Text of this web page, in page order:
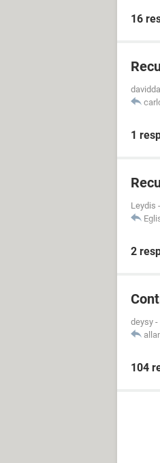
16
1
Leydis -
2
deysy -
104